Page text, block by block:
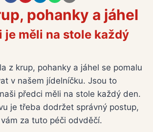
pohanky a jáhel
je měli na stole každý
z krup, pohanky a jáhel se pomalu
v našem jídelníčku. Jsou to
předci měli na stole každý den.
je třeba dodržet správný postup,
za tuto péči odvděčí.